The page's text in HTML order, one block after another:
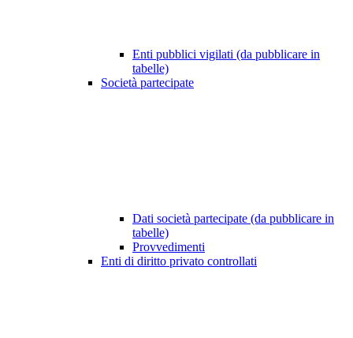
Enti pubblici vigilati (da pubblicare in
tabelle)
Società partecipate
Dati società partecipate (da pubblicare in
tabelle)
Provvedimenti
Enti di diritto privato controllati